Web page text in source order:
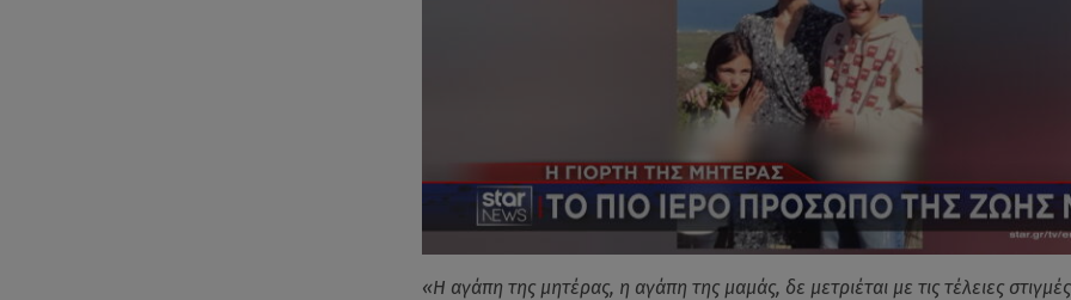
«Η αγάπη της μητέρας, η αγάπη της μαμάς, δε μετριέται με τις τέλειες